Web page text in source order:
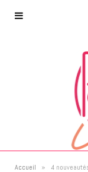
Accueil » 4